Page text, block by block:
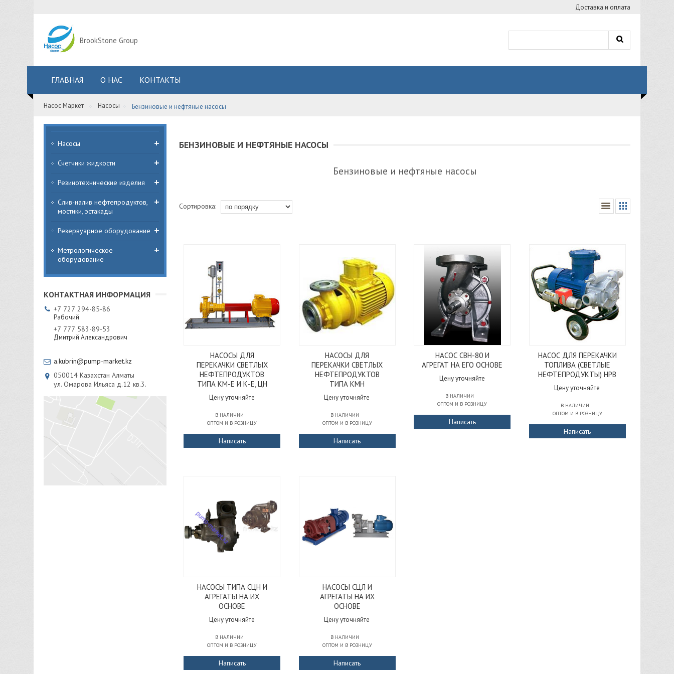
Доставка и оплата
BrookStone Group
ГЛАВНАЯ О НАС КОНТАКТЫ
Насос Маркет Насосы Бензиновые и нефтяные насосы
БЕНЗИНОВЫЕ И НЕФТЯНЫЕ НАСОСЫ
Бензиновые и нефтяные насосы
Сортировка:
НАСОСЫ ДЛЯ
ПЕРЕКАЧКИ СВЕТЛЫХ
НЕФТЕПРОДУКТОВ
ТИПА КМ-Е И К-Е, ЦН
Цену уточняйте
В НАЛИЧИИ
ОПТОМ И В РОЗНИЦУ
Написать
НАСОСЫ ДЛЯ
ПЕРЕКАЧКИ СВЕТЛЫХ
НЕФТЕПРОДУКТОВ
ТИПА КМН
Цену уточняйте
В НАЛИЧИИ
ОПТОМ И В РОЗНИЦУ
Написать
НАСОС СВН-80 И
АГРЕГАТ НА ЕГО ОСНОВЕ
Цену уточняйте
В НАЛИЧИИ
ОПТОМ И В РОЗНИЦУ
Написать
НАСОС ДЛЯ ПЕРЕКАЧКИ
ТОПЛИВА (СВЕТЛЫЕ
НЕФТЕПРОДУКТЫ) HPB
Цену уточняйте
В НАЛИЧИИ
ОПТОМ И В РОЗНИЦУ
Написать
НАСОСЫ ТИПА СЦН И
АГРЕГАТЫ НА ИХ
ОСНОВЕ
Цену уточняйте
В НАЛИЧИИ
ОПТОМ И В РОЗНИЦУ
Написать
НАСОСЫ СЦЛ И
АГРЕГАТЫ НА ИХ
ОСНОВЕ
Цену уточняйте
В НАЛИЧИИ
ОПТОМ И В РОЗНИЦУ
Написать
Насосы
Счетчики жидкости
Резинотехнические изделия
Слив-налив нефтепродуктов,
мостики, эстакады
Резервуарное оборудование
Метрологическое
оборудование
+7 727 294-85-86
Рабочий
+7 777 583-89-53
Дмитрий Александрович
a.kubrin@pump-market.kz
050014 Казахстан Алматы
ул. Омарова Ильяса д.12 кв.3.